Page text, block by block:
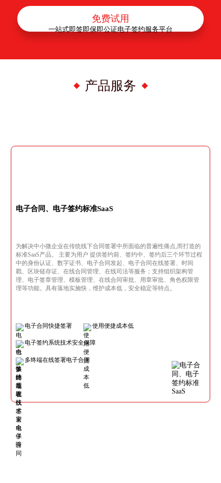
免费试用
产品服务
一站式即签即保即公证电子签约服务平台
电子合同、电子签约标准SaaS
为解决中小微企业在传统线下合同签署中所面临的普遍性痛点,而打造的
标准SaaS产品。 主要为用户 提供签约前、签约中、签约后三个环节过程
中的身份认证、数字证书、电子合同发起、电子合同在线签署、时间
戳、区块链存证、在线合同管理、在线司法等服务；支持组织架构管
理、电子签章管理、模板管理、在线合同审批、用章审批、角色权限管
理等功能。具有落地实施快，维护成本低，安全稳定等特点。
电子合同快捷签署 使用便捷成本低
电子签约系统技术安全保障
多终端在线签署电子合同